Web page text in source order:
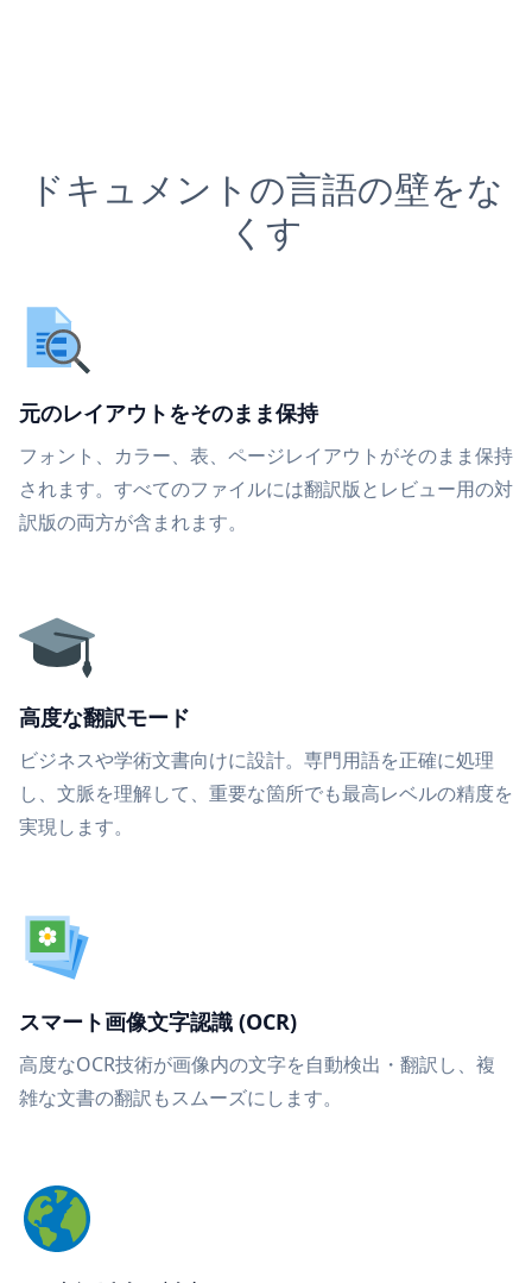
ドキュメントの言語の壁をな
くす
元のレイアウトをそのまま保持
フォント、カラー、表、ページレイアウトがそのまま保持
されます。すべてのファイルには翻訳版とレビュー用の対
訳版の両方が含まれます。
高度な翻訳モード
ビジネスや学術文書向けに設計。専門用語を正確に処理
し、文脈を理解して、重要な箇所でも最高レベルの精度を
実現します。
スマート画像文字認識 (OCR)
高度なOCR技術が画像内の文字を自動検出・翻訳し、複
雑な文書の翻訳もスムーズにします。